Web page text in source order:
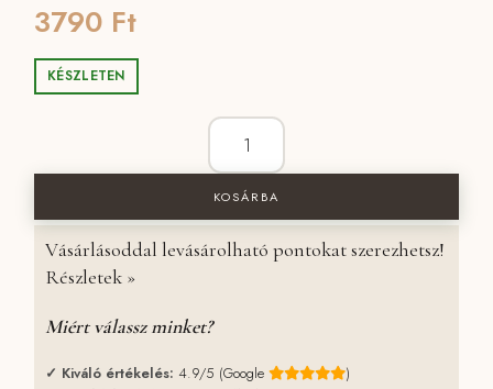
3790 Ft
KÉSZLETEN
Mimi & Lula - Tulipán csíkos mini
KOSÁRBA
Vásárlásoddal levásárolható pontokat szerezhetsz!
Részletek »
Miért válassz minket?
✓ Kiváló értékelés: 4.9/5 (Google
)